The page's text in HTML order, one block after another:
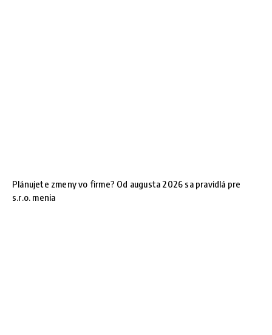
Plánujete zmeny vo firme? Od augusta 2026 sa pravidlá pre
s.r.o. menia